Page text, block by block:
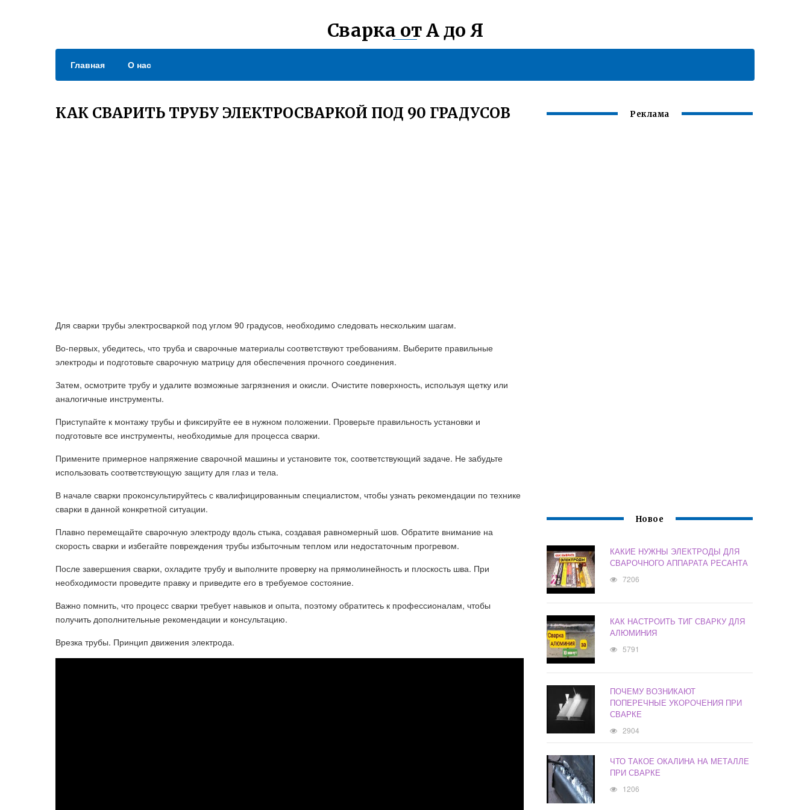
Сварка от А до Я
Главная О нас
КАК СВАРИТЬ ТРУБУ ЭЛЕКТРОСВАРКОЙ ПОД 90 ГРАДУСОВ
Для сварки трубы электросваркой под углом 90 градусов, необходимо следовать нескольким шагам.
Во-первых, убедитесь, что труба и сварочные материалы соответствуют требованиям. Выберите правильные
электроды и подготовьте сварочную матрицу для обеспечения прочного соединения.
Затем, осмотрите трубу и удалите возможные загрязнения и окисли. Очистите поверхность, используя щетку или
аналогичные инструменты.
Приступайте к монтажу трубы и фиксируйте ее в нужном положении. Проверьте правильность установки и
подготовьте все инструменты, необходимые для процесса сварки.
Примените примерное напряжение сварочной машины и установите ток, соответствующий задаче. Не забудьте
использовать соответствующую защиту для глаз и тела.
В начале сварки проконсультируйтесь с квалифицированным специалистом, чтобы узнать рекомендации по технике
сварки в данной конкретной ситуации.
Плавно перемещайте сварочную электроду вдоль стыка, создавая равномерный шов. Обратите внимание на
скорость сварки и избегайте повреждения трубы избыточным теплом или недостаточным прогревом.
После завершения сварки, охладите трубу и выполните проверку на прямолинейность и плоскость шва. При
необходимости проведите правку и приведите его в требуемое состояние.
Важно помнить, что процесс сварки требует навыков и опыта, поэтому обратитесь к профессионалам, чтобы
получить дополнительные рекомендации и консультацию.
Врезка трубы. Принцип движения электрода.
Реклама
Новое
КАКИЕ НУЖНЫ ЭЛЕКТРОДЫ ДЛЯ
СВАРОЧНОГО АППАРАТА РЕСАНТА
7206
КАК НАСТРОИТЬ ТИГ СВАРКУ ДЛЯ
АЛЮМИНИЯ
5791
ПОЧЕМУ ВОЗНИКАЮТ
ПОПЕРЕЧНЫЕ УКОРОЧЕНИЯ ПРИ
СВАРКЕ
2904
ЧТО ТАКОЕ ОКАЛИНА НА МЕТАЛЛЕ
ПРИ СВАРКЕ
1206